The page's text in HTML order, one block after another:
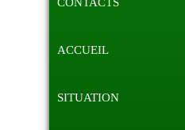
ACCUEIL
SITUATION